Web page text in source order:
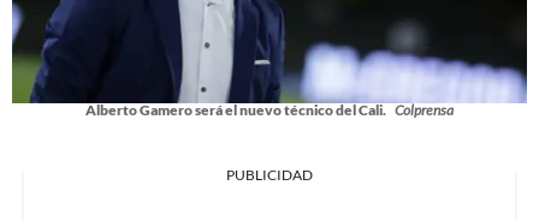
Alberto Gamero será el nuevo técnico del Cali. Colprensa
PUBLICIDAD